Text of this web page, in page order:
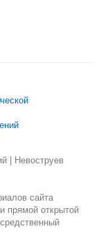
| Невоструев
сайта
прямой открытой